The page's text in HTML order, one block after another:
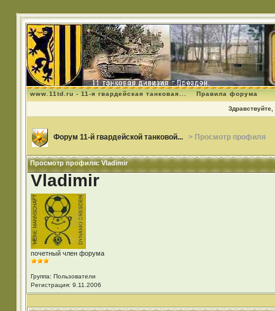
www.11td.ru - 11-я гвардейская танковая... Правила форума
Здравствуйте,
Форум 11-й гвардейской танковой... > Просмотр профиля
Просмотр профиля: Vladimir
Vladimir
почетный член форума
Группа: Пользователи
Регистрация: 9.11.2006